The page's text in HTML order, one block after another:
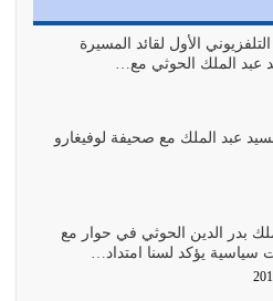
(أقم الصلاة لذكري) إضافة إلى
الابتعاد عن كتاب الله والتعدي
عن ذكر الله وعن هدى الله
الأول لقائد المسيرة
عبد الملك الحوثي مع…
عبد الملك مع صحيفة لوفيغارو
بدر الدين الحوثي في حوار مع
سياسية يؤكد لسنا امتداد…